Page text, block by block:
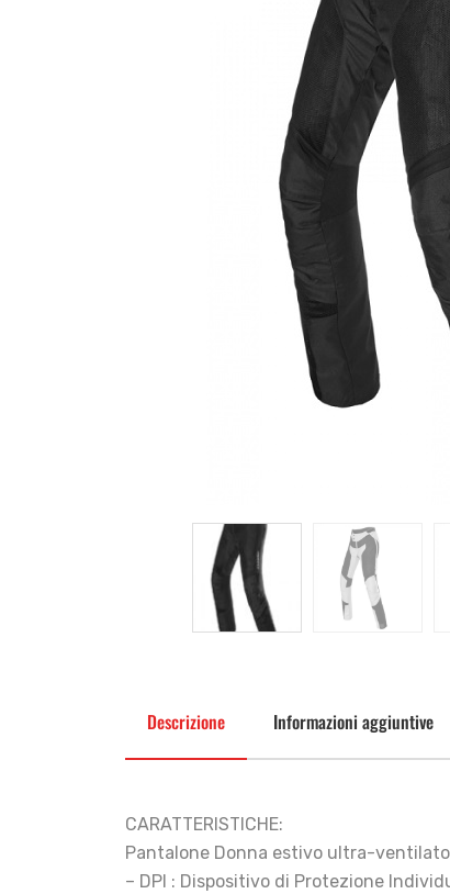
Descrizione Informazioni aggiuntive
CARATTERISTICHE:
Pantalone Donna estivo ultra-ventilato
– DPI : Dispositivo di Protezione